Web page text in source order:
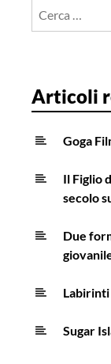
Articoli
Goga
Il Figlio
secolo
Due
Sugar